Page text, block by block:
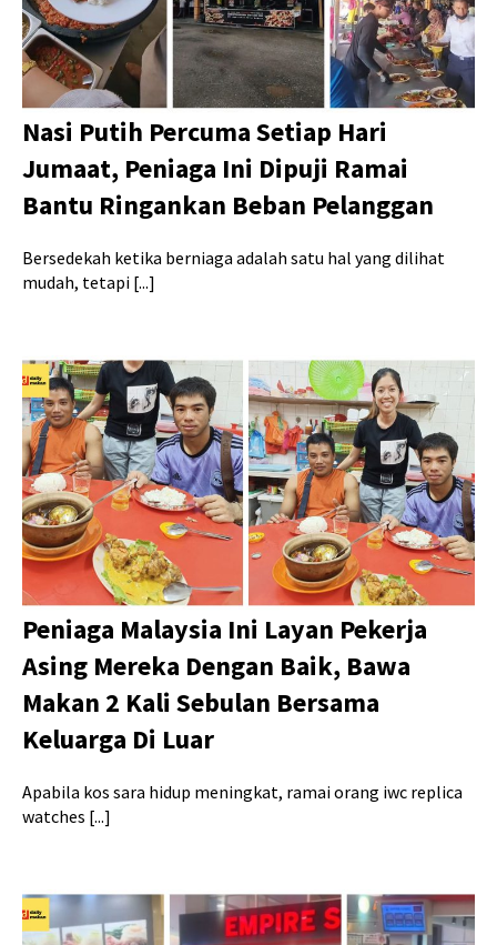
Nasi Putih Percuma Setiap Hari
Jumaat, Peniaga Ini Dipuji Ramai
Bantu Ringankan Beban Pelanggan
Bersedekah ketika berniaga adalah satu hal yang dilihat
mudah, tetapi [...]
Peniaga Malaysia Ini Layan Pekerja
Asing Mereka Dengan Baik, Bawa
Makan 2 Kali Sebulan Bersama
Keluarga Di Luar
Apabila kos sara hidup meningkat, ramai orang iwc replica
watches [...]